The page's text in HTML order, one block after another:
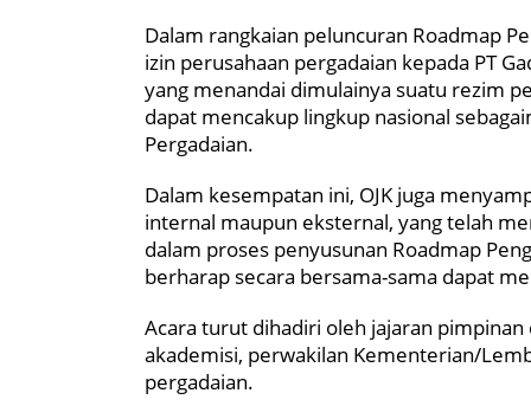
Dalam rangkaian peluncuran Roadmap
izin perusahaan pergadaian kepada PT
yang menandai dimulainya suatu rezim
dapat mencakup lingkup nasional
Pergadaian.
Dalam kesempatan ini, OJK juga
internal maupun eksternal, yang telah
dalam proses penyusunan Roadmap
berharap secara bersama-sama dapat
Acara turut dihadiri oleh jajaran pimpinan
akademisi, perwakilan Kementerian/
pergadaian.